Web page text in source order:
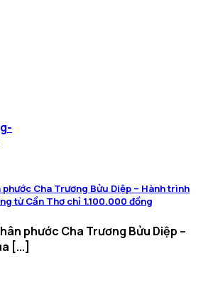
Cha Trương Bửu Diệp – Hành trình
từ Cần Thơ chỉ 1.100.000 đồng
phước Cha Trương Bửu Diệp –
[...]